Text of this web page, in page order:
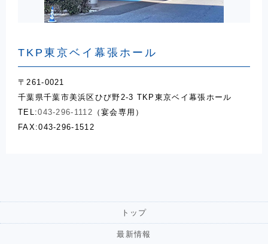
TKP東京ベイ幕張ホール
〒261-0021
千葉県千葉市美浜区ひび野2-3 TKP東京ベイ幕張ホール
TEL:043-296-1112 （宴会専用）
FAX:043-296-1512
トップ
最新情報